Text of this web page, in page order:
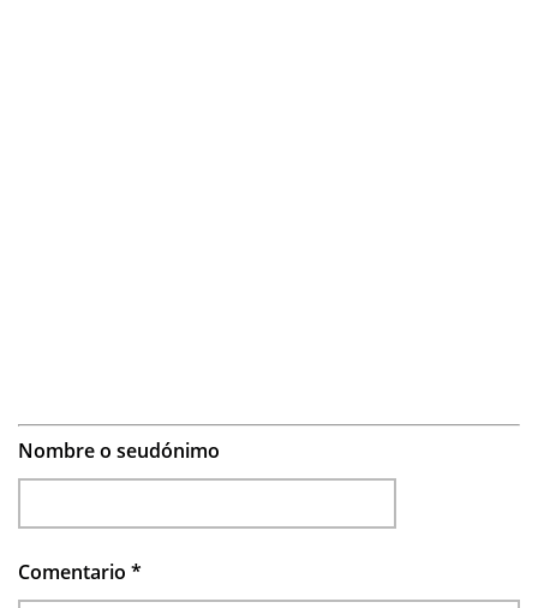
Nombre o seudónimo
Comentario *